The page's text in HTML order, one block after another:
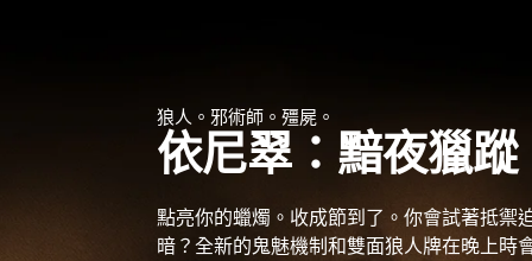
狼人。邪術師。殭屍。
依尼翠：黯夜獵蹤
點亮你的蠟燭。收成節到了。你會試著抵禦
暗？全新的鬼魅機制和雙面狼人牌在晚上時